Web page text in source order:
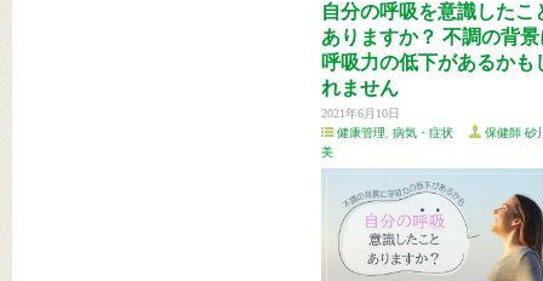
自分の呼吸を意識したこ
ありますか？ 不調の背景
呼吸力の低下があるかも
れません
2021年6月10日
健康管理
病気・症状
保健師 砂
美